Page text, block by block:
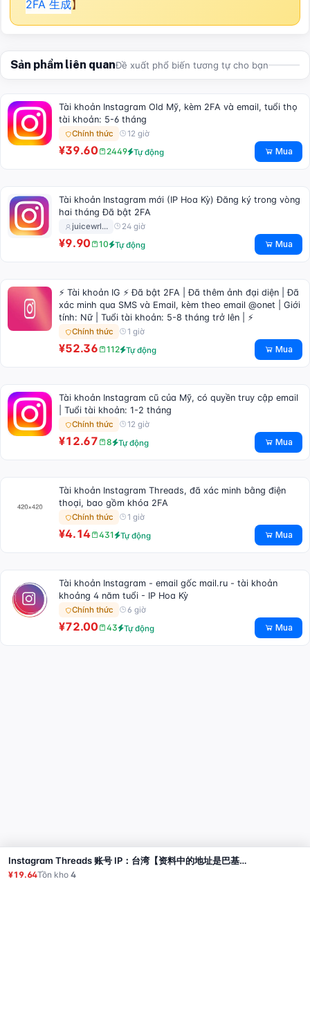
2FA 生成】
Sản phẩm liên quanĐề xuất phổ biến tương tự cho bạn
Tài khoản Instagram Old Mỹ, kèm 2FA và email, tuổi thọ
tài khoản: 5-6 tháng
Chính thức 12 giờ
¥39.60 2449 Tự động Mua
Tài khoản Instagram mới (IP Hoa Kỳ) Đăng ký trong vòng
hai tháng Đã bật 2FA
juicewrl… 24 giờ
¥9.90 10 Tự động Mua
⚡ Tài khoản IG ⚡ Đã bật 2FA | Đã thêm ảnh đại diện | Đã
xác minh qua SMS và Email, kèm theo email @onet | Giới
tính: Nữ | Tuổi tài khoản: 5-8 tháng trở lên | ⚡
Chính thức 1 giờ
¥52.36 112 Tự động Mua
Tài khoản Instagram cũ của Mỹ, có quyền truy cập email
| Tuổi tài khoản: 1-2 tháng
Chính thức 12 giờ
¥12.67 8 Tự động Mua
Tài khoản Instagram Threads, đã xác minh bằng điện
thoại, bao gồm khóa 2FA
Chính thức 1 giờ
¥4.14 431 Tự động Mua
Tài khoản Instagram - email gốc mail.ru - tài khoản
khoảng 4 năm tuổi - IP Hoa Kỳ
Chính thức 6 giờ
¥72.00 43 Tự động Mua
Instagram Threads 账号 IP：台湾【资料中的地址是巴基斯坦】,2FA,已添加头像,短信验证,真实设备注册
¥19.64Tồn kho4